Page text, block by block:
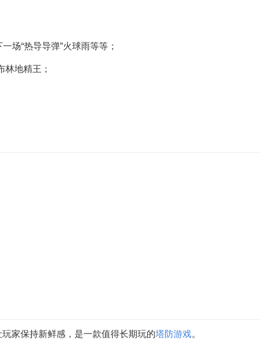
场“热导导弹”火球雨等等；
地精王；
家保持新鲜感，是一款值得长期玩的塔防游戏。